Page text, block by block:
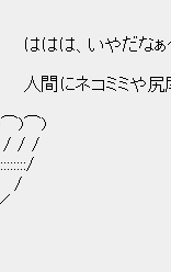
やだなぁ
ミや尻尾が
/
/